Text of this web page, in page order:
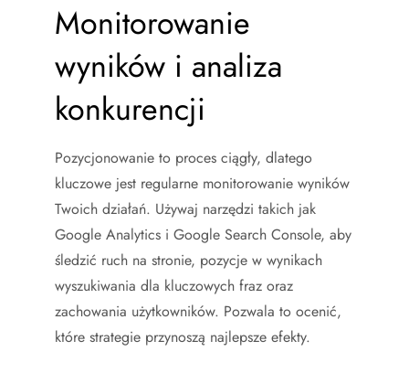
Monitorowanie
wyników i analiza
konkurencji
Pozycjonowanie to proces ciągły, dlatego
kluczowe jest regularne monitorowanie wyników
Twoich działań. Używaj narzędzi takich jak
Google Analytics i Google Search Console, aby
śledzić ruch na stronie, pozycje w wynikach
wyszukiwania dla kluczowych fraz oraz
zachowania użytkowników. Pozwala to ocenić,
które strategie przynoszą najlepsze efekty.